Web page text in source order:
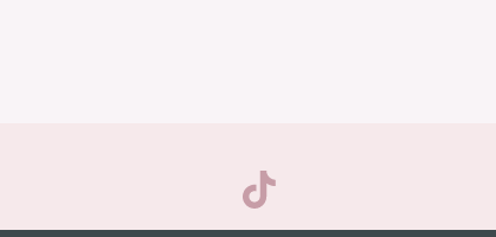
TikTok